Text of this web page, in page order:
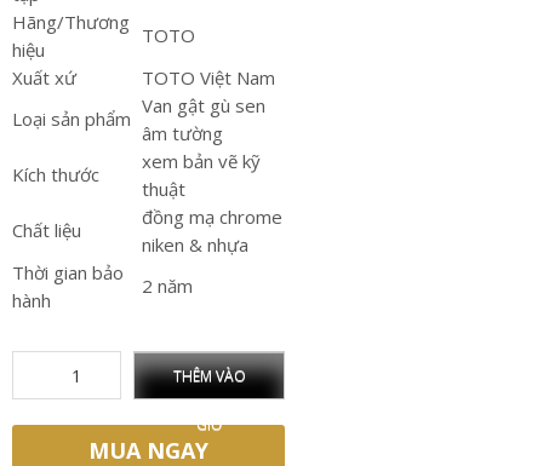
Hãng/Thương
hiệu
TOTO
Xuất xứ
TOTO Việt Nam
Loại sản phẩm
Van gật gù sen
âm tường
Kích thước
xem bản vẽ kỹ
thuật
Chất liệu
đồng mạ chrome
niken & nhựa
Thời gian bảo
hành
2 năm
THÊM VÀO
GIỎ
MUA NGAY